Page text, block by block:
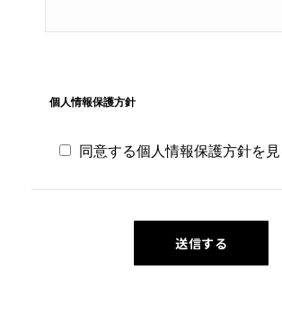
個人情報保護方針
同意する個人情報保護方針を見